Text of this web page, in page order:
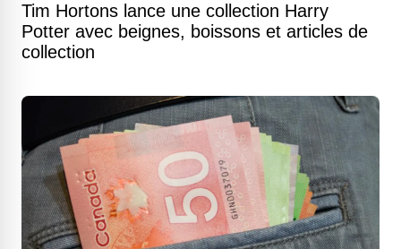
Tim Hortons lance une collection Harry
Potter avec beignes, boissons et articles de
collection